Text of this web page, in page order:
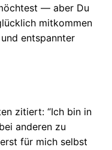
— aber Du
mitkommen
entspannter
zitiert: “Ich bin in
anderen zu
für mich selbst